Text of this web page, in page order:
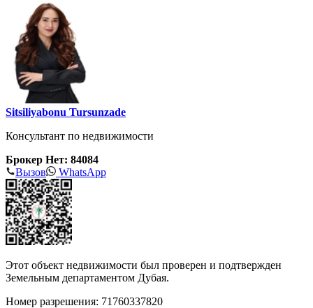
Sitsiliyabonu Tursunzade
Консультант по недвижимости
Брокер Нет: 84084
Вызов
WhatsApp
Этот объект недвижимости был проверен и подтвержден
Земельным департаментом Дубая.
Номер разрешения: 71760337820